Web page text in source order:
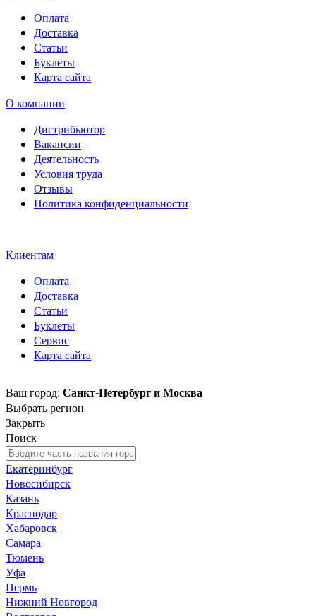
Оплата
Доставка
Статьи
Буклеты
Карта сайта
О компании
Дистрибьютор
Вакансии
Деятельность
Условия труда
Отзывы
Политика конфиденциальности
Клиентам
Оплата
Доставка
Статьи
Буклеты
Сервис
Карта сайта
Ваш город: Санкт-Петербург и Москва
Выбрать регион
Закрыть
Поиск
Екатеринбург
Новосибирск
Казань
Краснодар
Хабаровск
Самара
Тюмень
Уфа
Пермь
Нижний Новгород